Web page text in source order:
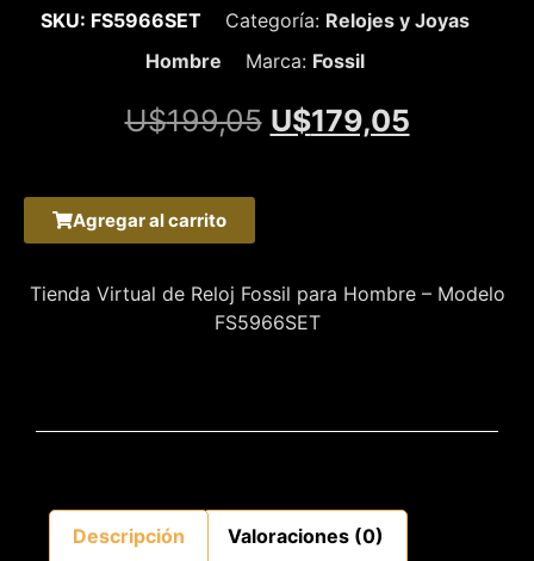
SKU: FS5966SET Categoría: Relojes y Joyas
Hombre
Marca: Fossil
U$199,05 U$179,05
Agregar al carrito
Tienda Virtual de Reloj Fossil para Hombre – Modelo
FS5966SET
Descripción Valoraciones (0)